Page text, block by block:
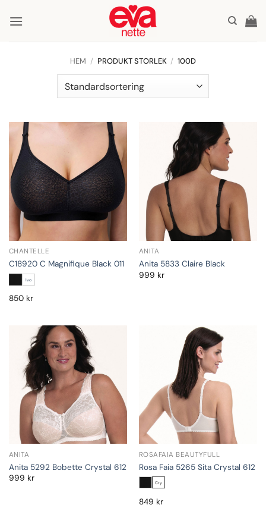
HEM / PRODUKT STORLEK / 100D
CHANTELLE
C18920 C Magnifique Black 011
Ivo
850 kr
ANITA
Anita 5833 Claire Black
999 kr
ANITA
Anita 5292 Bobette Crystal 612
999 kr
ROSAFAIA BEAUTYFULL
Rosa Faia 5265 Sita Crystal 612
Cry
849 kr